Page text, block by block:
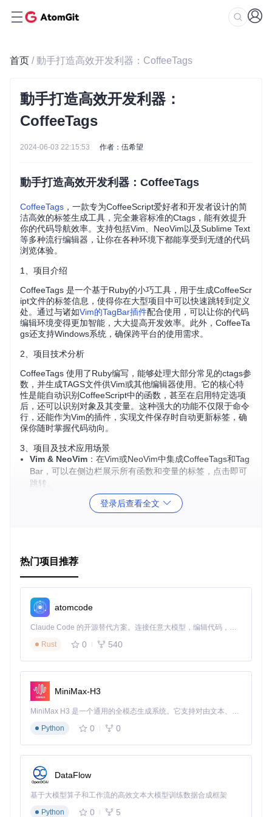
首页 / 動手打造高效开发利器：CoffeeTags
動手打造高效开发利器：
CoffeeTags
2024-06-03 22:15:53 作者：伍希望
動手打造高效开发利器：CoffeeTags
CoffeeTags ，一款专为CoffeeScript爱好者和开发者设计的简
洁高效的标签生成工具，完全兼容标准的Ctags，能有效提升
你的代码导航效率。支持包括Vim、NeoVim以及Sublime Text
等多种流行编辑器，让你在各种环境下都能享受到无缝的代码
浏览体验。
1、项目介绍
CoffeeTags 是一个基于Ruby的小巧工具，用于生成CoffeeScr
ipt文件的标签信息，使得你在大型项目中可以快速跳转到定义
处。通过与诸如Vim的TagBar插件配合使用，可以让你的代码
编辑环境变得更加智能，大大提高开发效率。此外，CoffeeTa
gs还支持Windows系统，确保跨平台的使用需求。
2、项目技术分析
CoffeeTags 使用了Ruby编写，能够处理大部分常见的ctags参
数，并生成TAGS文件供Vim或其他编辑器使用。它的核心特
性是能自动识别CoffeeScript中的函数，甚至在启用特定选项
后，还可以识别对象及其变量。这种强大的功能不仅限于命令
行，还能作为Vim的插件，实现文件保存时自动更新标签，确
保你随时掌握代码动向。
3、项目及技术应用场景
Vim & NeoVim ：在Vim或NeoVim中集成CoffeeTags和Tag
Bar，可以在侧边栏展示所有函数和变量的标签，点击即可
跳转。
：通过安装CTags插件并与CoffeeTags结
合，同样可以实现代码标签的功能。
速生成标签文件。
高度可配置：可以通过设置配置参数来自定义标签生成规
则，如是否包含变量，标签文件名称等。
实时更新
签，保持代码导航的实时性。
多平台支持：不仅适用于Unix/Linux系统，也对Windows进
：与多种流行的代码编辑器和插件无缝融合，满足
不同开发者的习惯。
如果你是CoffeeScript开发者，想要提升代码导航的便利性和
效率，那么CoffeeTags无疑是一个值得尝试的工具。只需一行
安装并体验它带来的便捷吧！
观看快速演示
登录后查看全文
热门项目推荐
atomcode
Claude Code 的开源替代方案。连接任意大模型，编辑代码，运行命令，自动验证 — 全自动执行。用 Rust 构建，极致性能。 ｜ An open-source alternative to Claude Code. Connect any LLM, edit code, run commands, and verify changes — autonomously. Built in Rust for speed. Get Started
Rust
0 540
MiniMax-H3
MiniMax H3 是一个通用的全模态生成系统。它支持对由文本、图像、视频和音频组成的多模态上下文进行统一理解，并能生成分辨率高达 2K、时长可达 15 秒的带原生立体声音频的视频。得益于面向任务泛化的系统设计，H3 在预训练阶段就已具备广泛的多模态上下文理解与生成能力，能够出色地执行复杂的多模态指令。
Python
0 0
DataFlow
基于大模型算子和工作流的高效文本大模型训练数据合成框架
Python
0 5